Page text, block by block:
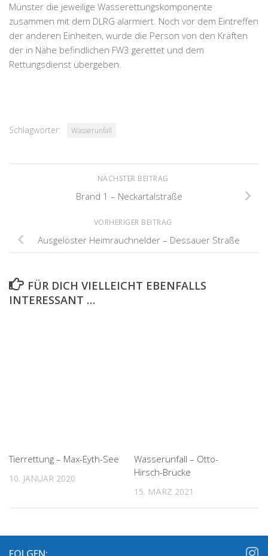
Münster die jeweilige Wasserettungskomponente
zusammen mit dem DLRG alarmiert. Noch vor dem Eintreffen
der anderen Einheiten, wurde die Person von den Kräften
der in Nähe befindlichen FW3 gerettet und dem
Rettungsdienst übergeben.
Schlagwörter: Wasserunfall
NÄCHSTER BEITRAG
Brand 1 – Neckartalstraße
VORHERIGER BEITRAG
Ausgelöster Heimrauchnelder – Dessauer Straße
FÜR DICH VIELLEICHT EBENFALLS
INTERESSANT …
Tierrettung – Max-Eyth-See
10. JANUAR 2020
Wasserunfall – Otto-
Hirsch-Brücke
15. MÄRZ 2021